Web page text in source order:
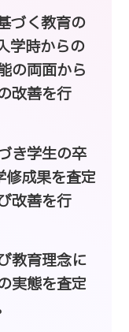
づく教育の
学時からの
の両面から
改善を行
き学生の卒
成果を査定
改善を行
教育理念に
実態を査定